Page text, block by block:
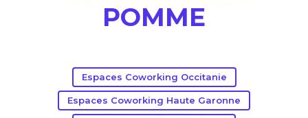
POMME
Espaces Coworking Occitanie
Espaces Coworking Haute Garonne